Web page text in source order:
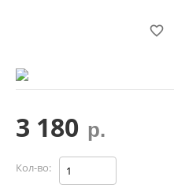

3 180 р.
Кол-во: